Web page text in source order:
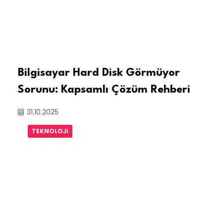
Bilgisayar Hard Disk Görmüyor
Sorunu: Kapsamlı Çözüm Rehberi
31.10.2025
TEKNOLOJI